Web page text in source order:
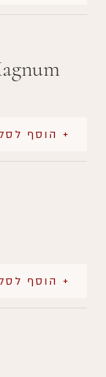
+ הוסף
+ הוסף